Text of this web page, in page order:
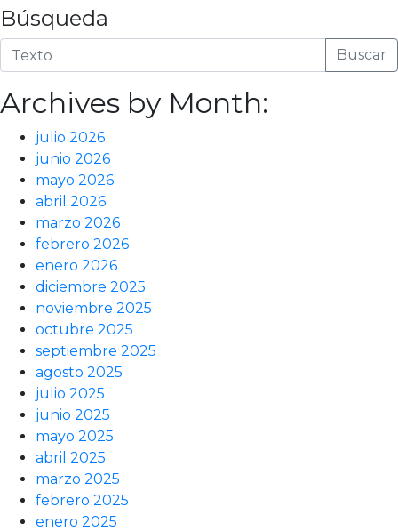
Búsqueda
Buscar
Archives by Month:
julio 2026
junio 2026
mayo 2026
abril 2026
marzo 2026
febrero 2026
enero 2026
diciembre 2025
noviembre 2025
octubre 2025
septiembre 2025
agosto 2025
julio 2025
junio 2025
mayo 2025
abril 2025
marzo 2025
febrero 2025
enero 2025